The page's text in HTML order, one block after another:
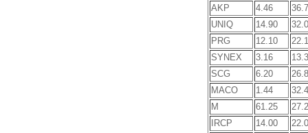
AKP
4.46
UNIQ
14.90
PRG
12.10
SYNEX
3.16
SCG
6.20
MACO
1.44
M
61.25
IRCP
14.00